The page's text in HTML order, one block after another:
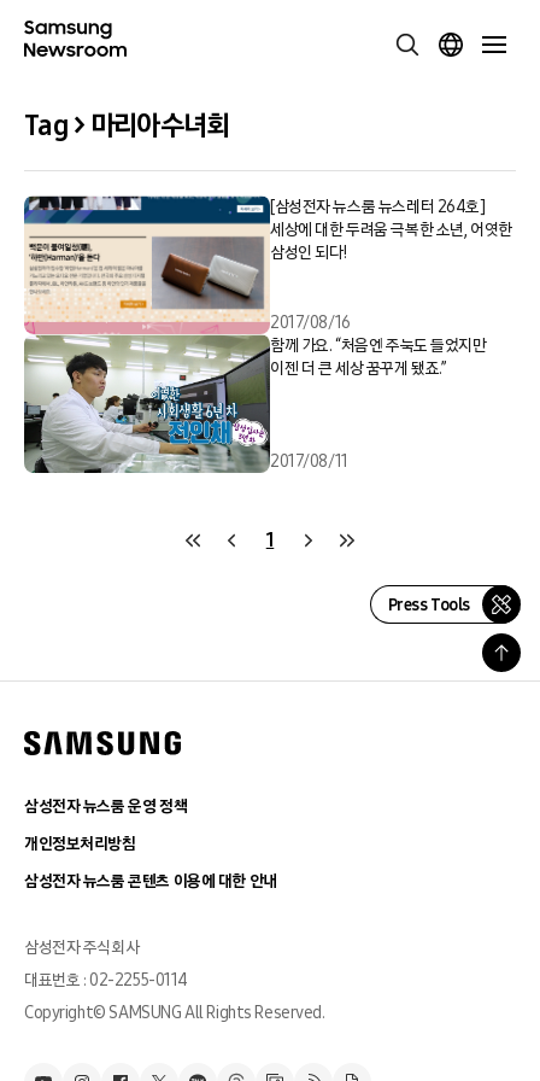
Tag > 마리아수녀회
[삼성전자 뉴스룸 뉴스레터 264호]
세상에 대한 두려움 극복한 소년, 어엿한
삼성인 되다!
2017/08/16
함께 가요. “처음엔 주눅도 들었지만
이젠 더 큰 세상 꿈꾸게 됐죠.”
2017/08/11
1
Press Tools
삼성전자 뉴스룸 운영 정책
개인정보처리방침
삼성전자 뉴스룸 콘텐츠 이용에 대한 안내
삼성전자 주식회사
대표번호 : 02-2255-0114
Copyright© SAMSUNG All Rights Reserved.